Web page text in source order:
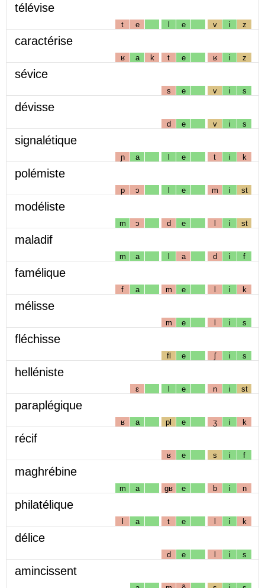
télévise
t e l e v i z
caractérise
ʁ a k t e ʁ i z
sévice
s e v i s
dévisse
d e v i s
signalétique
ɲ a l e t i k
polémiste
p ɔ l e m i st
modéliste
m ɔ d e l i st
maladif
m a l a d i f
famélique
f a m e l i k
mélisse
m e l i s
fléchisse
fl e ʃ i s
helléniste
ɛ l e n i st
paraplégique
ʁ a pl e ʒ i k
récif
ʁ e s i f
maghrébine
m a gʁ e b i n
philatélique
l a t e l i k
délice
d e l i s
amincissent